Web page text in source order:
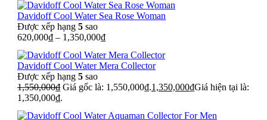
Davidoff Cool Water Sea Rose Woman
Được xếp hạng 5 sao
620,000₫ – 1,350,000₫
Davidoff Cool Water Mera Collector
Được xếp hạng 5 sao
1,550,000₫ Giá gốc là: 1,550,000₫.1,350,000₫Giá hiện tại là:
1,350,000₫.